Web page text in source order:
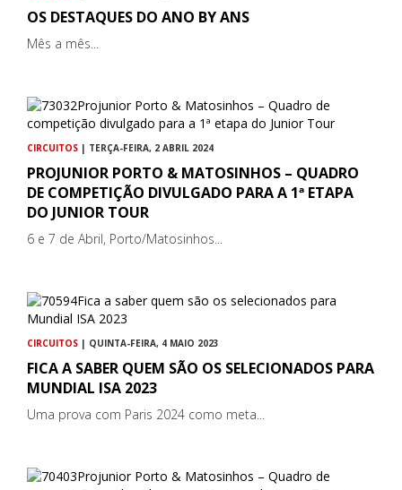
OS DESTAQUES DO ANO BY ANS
Mês a mês...
CIRCUITOS | TERÇA-FEIRA, 2 ABRIL 2024
PROJUNIOR PORTO & MATOSINHOS – QUADRO
DE COMPETIÇÃO DIVULGADO PARA A 1ª ETAPA
DO JUNIOR TOUR
6 e 7 de Abril, Porto/Matosinhos...
CIRCUITOS | QUINTA-FEIRA, 4 MAIO 2023
FICA A SABER QUEM SÃO OS SELECIONADOS PARA
MUNDIAL ISA 2023
Uma prova com Paris 2024 como meta...